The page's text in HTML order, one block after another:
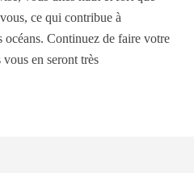
ce qui contribue à
Continuez de faire votre
en seront très